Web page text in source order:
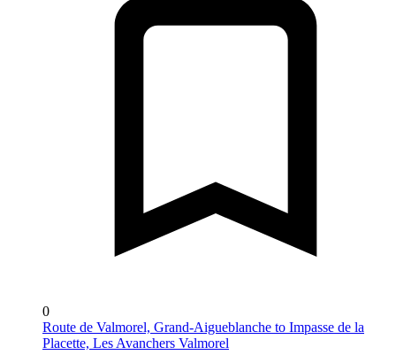
0
Route de Valmorel, Grand-Aigueblanche to Impasse de la
Placette, Les Avanchers Valmorel